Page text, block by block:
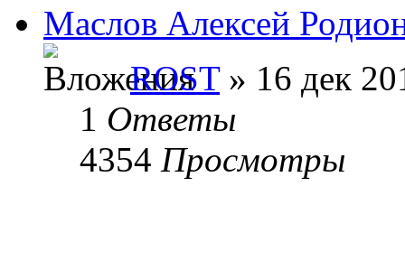
Маслов Алексей
ROST» 16 дек
1 Ответы
4354 Просмотры